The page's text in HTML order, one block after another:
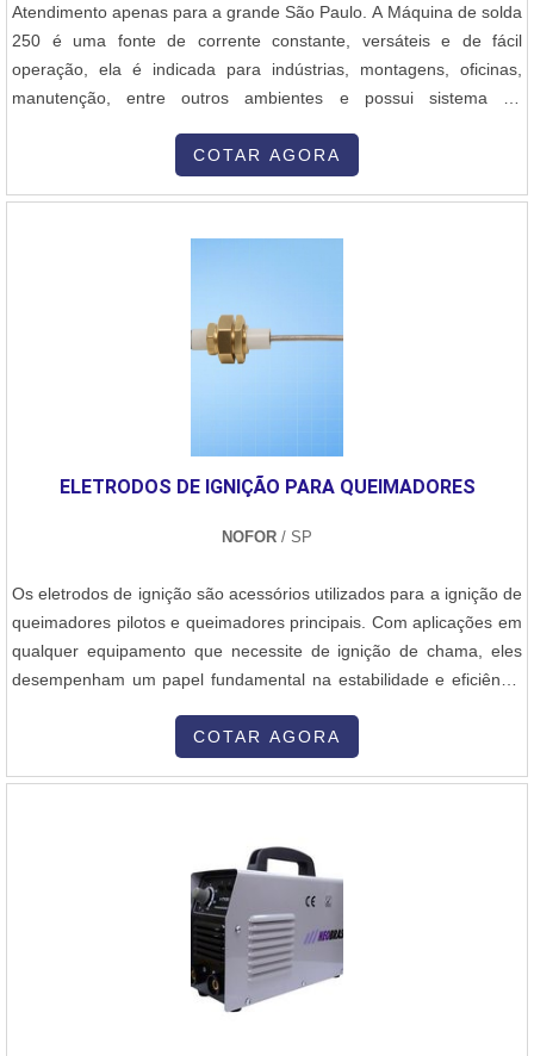
Atendimento apenas para a grande São Paulo. A Máquina de solda
250 é uma fonte de corrente constante, versáteis e de fácil
operação, ela é indicada para indústrias, montagens, oficinas,
manutenção, entre outros ambientes e possui sistema de
proporciona ajuste fino adequado às necessidades do operador.
COTAR AGORA
ELETRODOS DE IGNIÇÃO PARA QUEIMADORES
NOFOR / SP
Os eletrodos de ignição são acessórios utilizados para a ignição de
queimadores pilotos e queimadores principais. Com aplicações em
qualquer equipamento que necessite de ignição de chama, eles
desempenham um papel fundamental na estabilidade e eficiência
mercado desde 1965, é líder na fabricação e fornecimento de
ventiladores centrífugos de ar e reguladores de pressão de óleo e
gás, a Nofor atende fabricantes de fornos, empresas de tratamento
térmico, metalúrgicas, fundições, forjas, fabricantes de vidro e
indústria alimentícia em todo o Brasil e exporta para diversos
países.A Nofor se destaca não apenas pela qualidade de seus
produtos, mas também pelo compromisso com o bom atendimento
COTAR AGORA